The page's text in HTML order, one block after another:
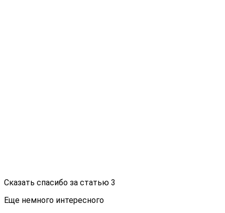
Сказать спасибо за статью 3
Еще немного интересного